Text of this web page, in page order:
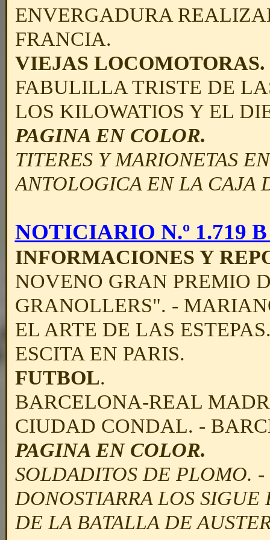
ENVERGADURA
FRANCIA.
VIEJAS LOCOMOTORAS.
FABULILLA TRISTE DE
LOS KILOWATIOS Y EL
PAGINA EN COLOR.
TITERES Y MARIONETAS
ANTOLOGICA EN LA CAJA
NOTICIARIO N.º 1.719
INFORMACIONES Y
NOVENO GRAN PREMIO
GRANOLLERS". -
EL ARTE DE LAS
ESCITA EN PARIS.
FUTBOL.
BARCELONA-REAL
CIUDAD CONDAL. -
PAGINA EN COLOR.
SOLDADITOS DE PLOMO.
DONOSTIARRA LOS
DE LA BATALLA DE